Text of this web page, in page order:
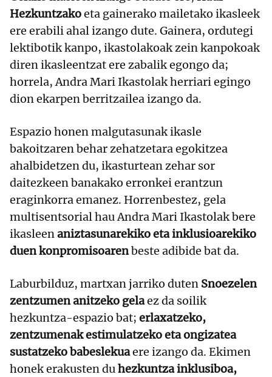
Hezkuntzakoeta gainerako mailetako ikasleek
ere erabili ahal izango dute. Gainera, ordutegi
lektibotik kanpo, ikastolakoak zein kanpokoak
diren ikasleentzat ere zabalik egongo da;
horrela, Andra Mari Ikastolak herriari egingo
dion ekarpen berritzailea izango da.
Espazio honen malgutasunak ikasle
bakoitzaren behar zehatzetara egokitzea
ahalbidetzen du, ikasturtean zehar sor
daitezkeen banakako erronkei erantzun
eraginkorra emanez. Horrenbestez, gela
multisentsorial hau Andra Mari Ikastolak bere
ikasleenaniztasunarekiko eta inklusioarekiko
duen konpromisoarenbeste adibide bat da.
Laburbilduz, martxan jarriko duten Snoezelen
zentzumen anitzeko gelaez da soilik
hezkuntza-espazio bat; erlaxatzeko,
zentzumenak estimulatzeko eta ongizatea
sustatzeko babeslekuaere izango da. Ekimen
honek erakusten duhezkuntza inklusiboa,